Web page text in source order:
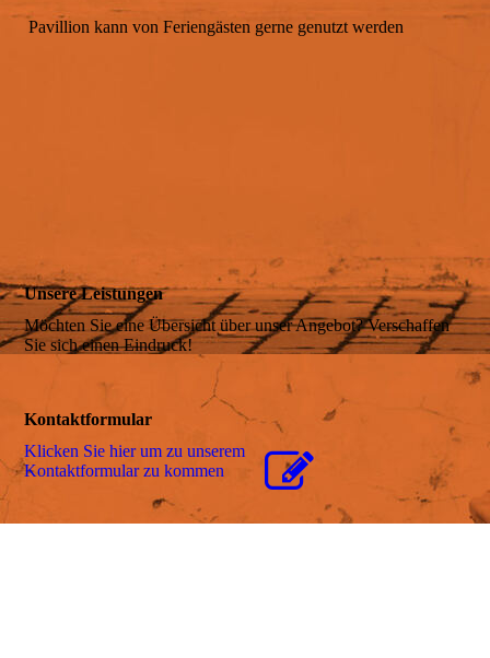
Pavillion kann von Feriengästen gerne genutzt werden
Unsere Leistungen
Möchten Sie eine Übersicht über unser Angebot? Verschaffen
Sie sich einen Eindruck!
Kontaktformular
Klicken Sie hier um zu unserem
Kon­takt­for­mu­lar zu kommen
Belegungsplan